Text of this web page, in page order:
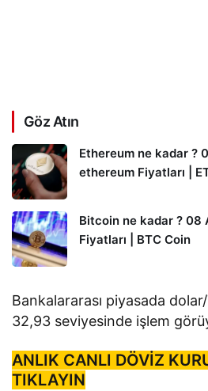
Göz Atın
Ethereum ne kadar ?
ethereum Fiyatları |
Bitcoin ne kadar ? 08
Fiyatları | BTC Coin
Bankalararası piyasada
32,93 seviyesinde işlem
ANLIK CANLI DÖVİZ
TIKLAYIN